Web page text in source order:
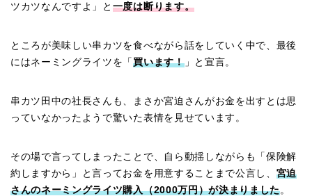
ツカツなんですよ」と 一度は断ります。
ところが美味しい串カツを食べながら話をしていく中で、最後
にはネーミングライツを「買います！」と宣言。
串カツ田中の社長さんも、まさか宮迫さんがお金を出すとは思
っていなかったようで驚いた表情を見せています。
その場で言ってしまったことで、自ら動揺しながらも「保険解
約しますから」と言ってお金を用意することまで公言し、 宮迫
さんのネーミングライツ購入（2000万円）が決まりました。